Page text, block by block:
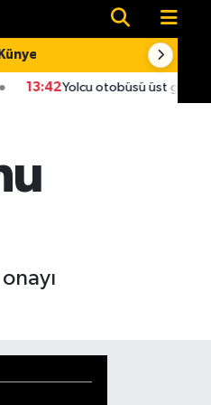
Künye
otobüsü üst geçide çarptı: 1 ölü,